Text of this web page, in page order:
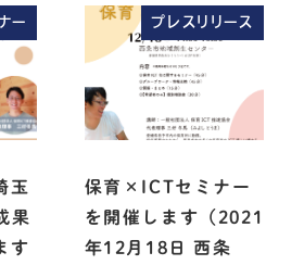
ー
玉
果
す
プレスリリース
保育×ICTセミナー
を開催します（2021
年12月18日 西条